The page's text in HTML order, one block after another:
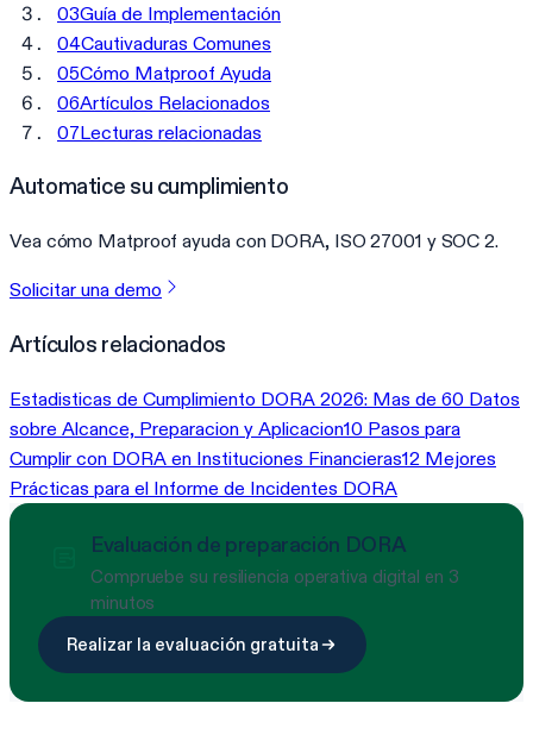
03Guía de Implementación
04Cautivaduras Comunes
05Cómo Matproof Ayuda
06Artículos Relacionados
07Lecturas relacionadas
Automatice su cumplimiento
Vea cómo Matproof ayuda con DORA, ISO 27001 y SOC 2.
Solicitar una demo
Artículos relacionados
Estadisticas de Cumplimiento DORA 2026: Mas de 60 Datos
sobre Alcance, Preparacion y Aplicacion10 Pasos para
Cumplir con DORA en Instituciones Financieras12 Mejores
Prácticas para el Informe de Incidentes DORA
Evaluación de preparación DORA
Compruebe su resiliencia operativa digital en 3
minutos
Realizar la evaluación gratuita